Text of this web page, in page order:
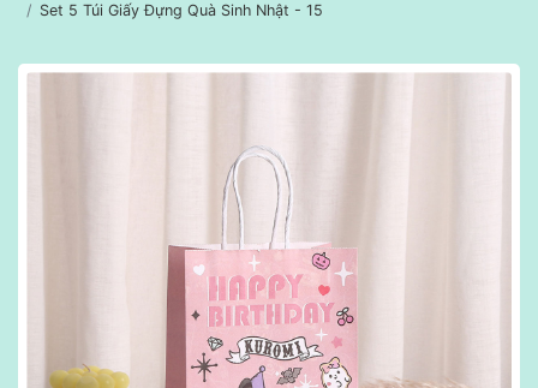
Set 5 Túi Giấy Đựng Quà Sinh Nhật - 15